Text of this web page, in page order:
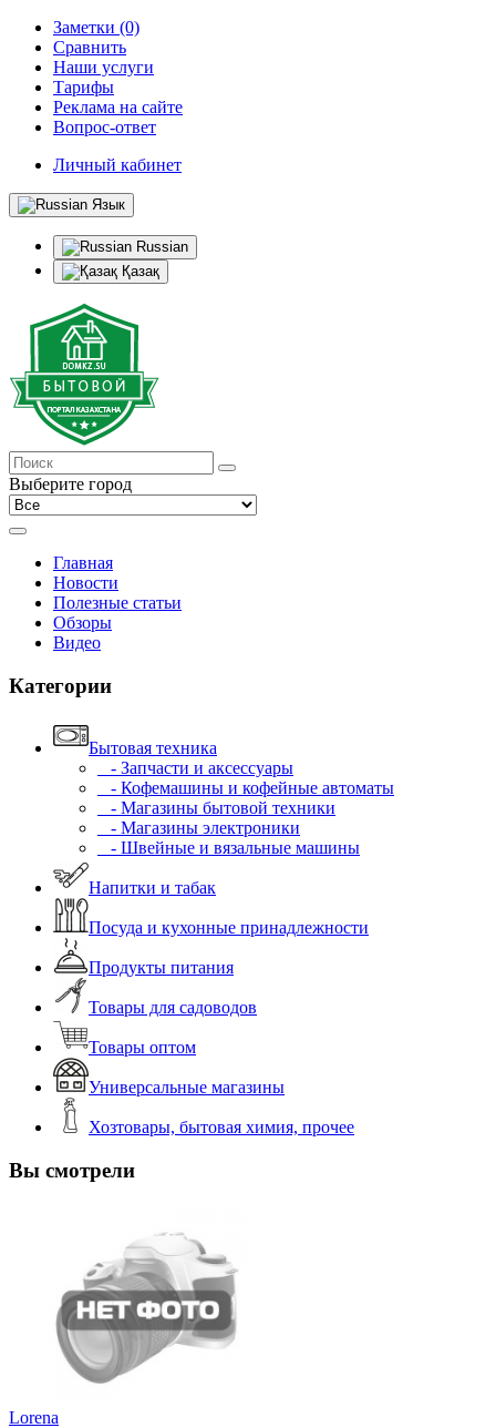
Заметки (0)
Сравнить
Наши услуги
Тарифы
Реклама на сайте
Вопрос-ответ
Личный кабинет
Язык
Russian
Қазақ
Выберите город
Главная
Новости
Полезные статьи
Обзоры
Видео
Категории
Бытовая техника
- Запчасти и аксессуары
- Кофемашины и кофейные автоматы
- Магазины бытовой техники
- Магазины электроники
- Швейные и вязальные машины
Напитки и табак
Посуда и кухонные принадлежности
Продукты питания
Товары для садоводов
Товары оптом
Универсальные магазины
Хозтовары, бытовая химия, прочее
Вы смотрели
Lorena